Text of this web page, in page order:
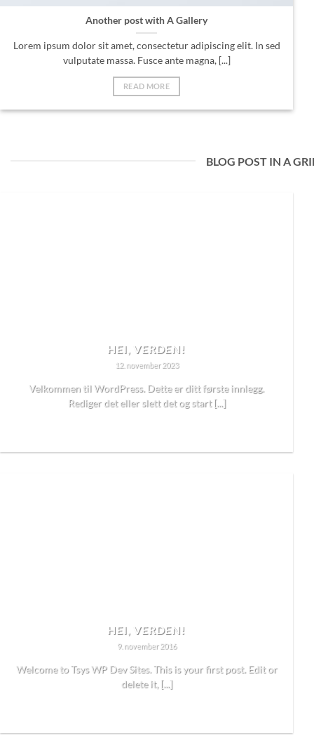
Another post with A Gallery
Lorem ipsum dolor sit amet, consectetur adipiscing elit. In sed
vulputate massa. Fusce ante magna, [...]
READ MORE
BLOG POST IN A
HEI, VERDEN!
12. november 2023
Velkommen til WordPress. Dette er ditt første innlegg.
Rediger det eller slett det og start [...]
HEI, VERDEN!
9. november 2016
Welcome to Tsys WP Dev Sites. This is your first post. Edit or
delete it, [...]